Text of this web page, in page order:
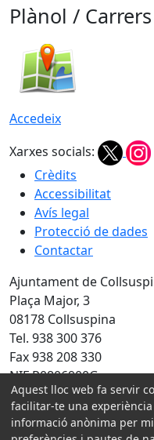
Plànol / Carrers
Accedeix
Xarxes socials:
Crèdits
Accessibilitat
Avís legal
Protecció de dades
Contactar
Ajuntament de
Plaça Major, 3
08178 Collsuspina
Tel. 938 300 376
Fax 938 208 330
NIF P0806900G
Amb la col·laboració de:
Aquest lloc web fa servir
facilitar-te una
informació anònima per